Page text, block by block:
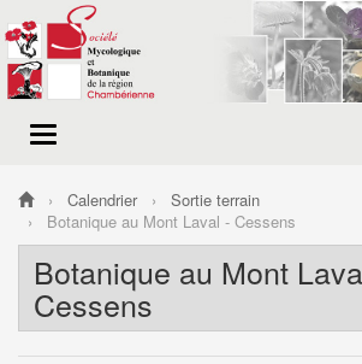
Menu
Calendrier
Sortie terrain
Botanique au Mont Laval - Cessens
Botanique au Mont
Cessens